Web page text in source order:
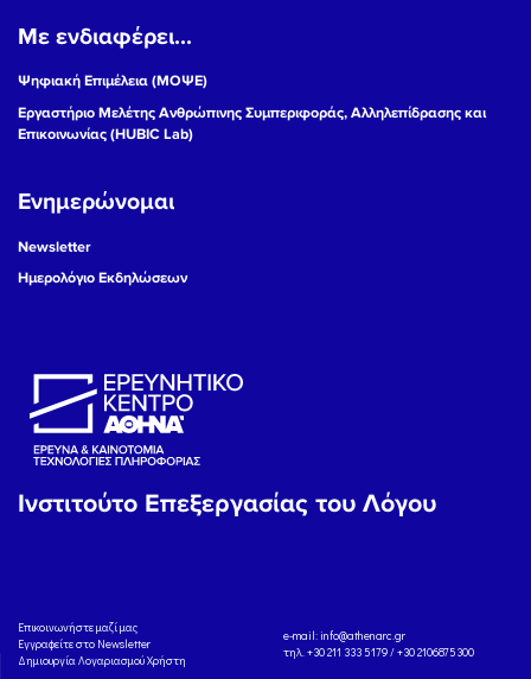
Με ενδιαφέρει...
Ψηφιακή Επιμέλεια (ΜΟΨΕ)
Εργαστήριο Μελέτης Ανθρώπινης Συμπεριφοράς, Αλληλεπίδρασης και
Επικοινωνίας (HUBIC Lab)
Ενημερώνομαι
Newsletter
Ημερολόγιο Εκδηλώσεων
Ινστιτούτο Επεξεργασίας του Λόγου
Eπικοινωνήστε μαζί μας
Εγγραφείτε στο Newsletter
Δημιουργία Λογαριασμού Χρήστη
e-mail: info@athenarc.gr
τηλ. +30 211 333 5179 / +30 2106875300